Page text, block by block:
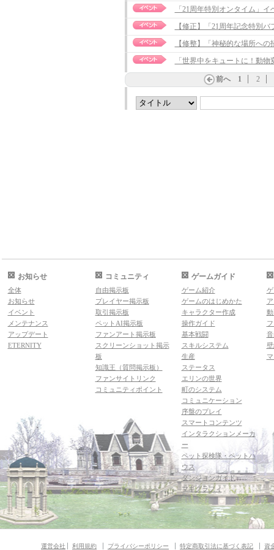
「21周年特別オンタイム」
【修正】「21周年記念特別
【修整】「神秘的な場所へ
「世界中をキュートに！動
前へ 1 2
お知らせ
全体
お知らせ
イベント
メンテナンス
アップデート
ETERNITY
コミュニティ
自由掲示板
プレイヤー掲示板
取引掲示板
ペットAI掲示板
ファンアート掲示板
スクリーンショット掲示
板
知識王（質問掲示板）
ファンサイトリンク
コミュニティポイント
ゲームガイド
ゲーム紹介
ゲームのはじめかた
キャラクター作成
操作ガイド
基本戦闘
スキルシステム
生産
ステータス
エリンの世界
町のシステム
コミュニケーション
序盤のプレイ
スマートコンテンツ
インタラクションメーカ
ー
ペット探検隊・ペットハ
ウス
ダンジョンガイド
マギグラフィ
運営会社 利用規約 プライバシーポリシー 特定商取引法に基づく表記 資